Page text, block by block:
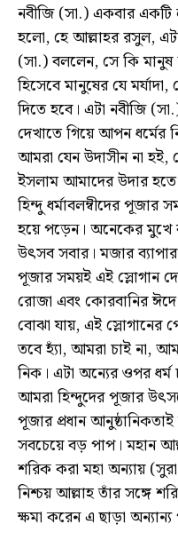
নবীজি (সা.) একবার একটি
হলো, হে আল্লাহর রসুল,
(সা.) বললেন, সে কি
হিসেবে মানুষের যে
দিতে হবে। এটা নবীজি
দেখাতে গিয়ে আপন ধর্মের
আমরা যেন উদাসীন না হই,
ইসলাম আমাদের উদার
হিন্দু ধর্মাবলম্বীদের
হয়ে পড়েন। অনেকের মুখে
উৎসব সবার। মজার
পূজার সময়ই এই স্লোগান
রোজা এবং কোরবানির ঈদে
বোঝা যায়, এই স্লোগানের
তবে হ্যাঁ, আমরা চাই না,
নিক। এটা অন্যের ওপর ধর্ম
আমরা হিন্দুদের পূজার
পূজার প্রধান
সবচেয়ে বড় পাপ। মহান
শরিক করা মহা অন্যায়
নিশ্চয় আল্লাহ তাঁর সঙ্গে
ক্ষমা করেন এ ছাড়া